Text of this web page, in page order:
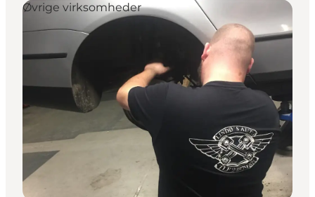
Øvrige virksomheder